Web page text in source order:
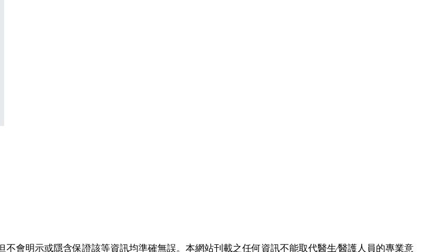
會明示或隱含保證該等資訊均準確無誤。本網站刊載之任何資訊不能取代醫生∕醫護人員的專業意